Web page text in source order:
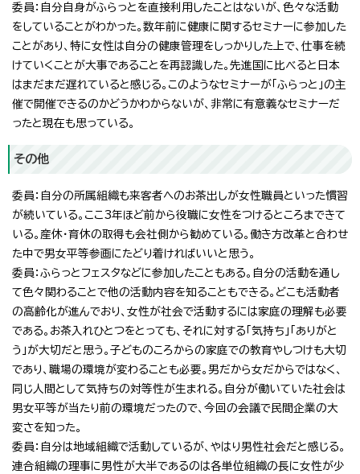
委員：自分自身がふらっとを直接利用したことはないが、色々な活動
をしていることがわかった。数年前に健康に関するセミナーに参加した
ことがあり、特に女性は自分の健康管理をしっかりした上で、仕事を続
けていくことが大事であることを再認識した。先進国に比べると日本
はまだまだ遅れていると感じる。このようなセミナーが「ふらっと」の主
催で開催できるのかどうかわからないが、非常に有意義なセミナーだ
ったと現在も思っている。
その他
委員：自分の所属組織も来客者へのお茶出しが女性職員といった慣習
が続いている。ここ3年ほど前から役職に女性をつけるところまできて
いる。産休・育休の取得も会社側から勧めている。働き方改革と合わせ
た中で男女平等参画にたどり着ければいいと思う。
委員：ふらっとフェスタなどに参加したこともある。自分の活動を通し
て色々関わることで他の活動内容を知ることもできる。どこも活動者
の高齢化が進んでおり、女性が社会で活動するには家庭の理解も必要
である。お茶入れひとつをとっても、それに対する「気持ち」「ありがと
う」が大切だと思う。子どものころからの家庭での教育やしつけも大切
であり、職場の環境が変わることも必要。男だから女だからではなく、
同じ人間として気持ちの対等性が生まれる。自分が働いていた社会は
男女平等が当たり前の環境だったので、今回の会議で民間企業の大
変さを知った。
委員：自分は地域組織で活動しているが、やはり男性社会だと感じる。
連合組織の理事に男性が大半であるのは各単位組織の長に女性が少